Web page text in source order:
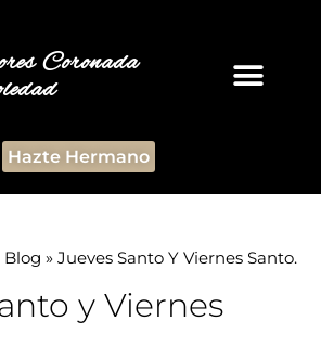
Coronada
Hazte Hermano
Blog » Jueves Santo Y Viernes Santo.
y Viernes